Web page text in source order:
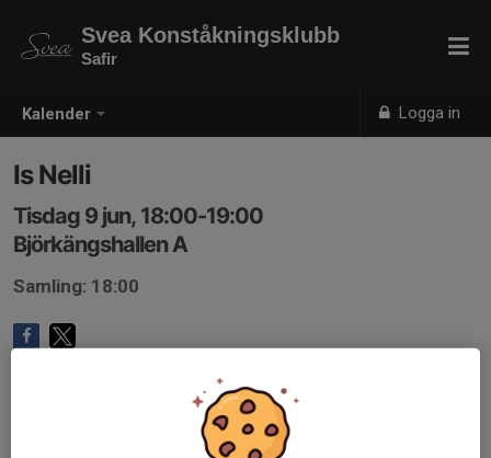
Kalender Logga in
Svea Konståkningsklubb
Safir
Is Nelli
Tisdag 9 jun, 18:00-19:00
Björkängshallen A
Samling: 18:00